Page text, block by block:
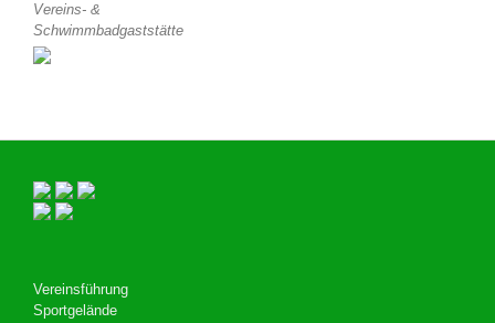
Vereins- &
Schwimmbadgaststätte
Vereinsführung
Sportgelände